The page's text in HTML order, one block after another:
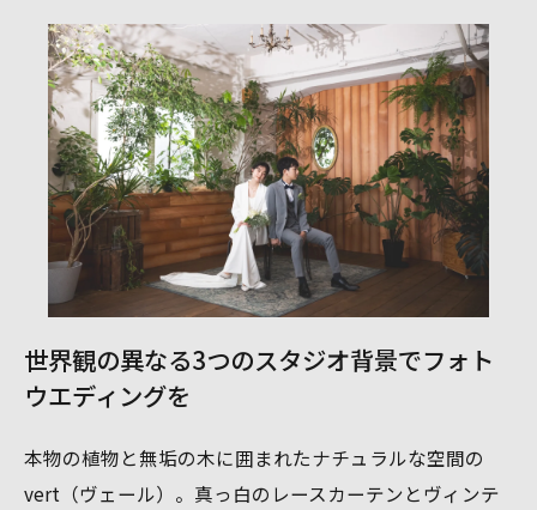
世界観の異なる3つのスタジオ背景でフォト
ウエディングを
本物の植物と無垢の木に囲まれたナチュラルな空間の
vert（ヴェール）。真っ白のレースカーテンとヴィンテ